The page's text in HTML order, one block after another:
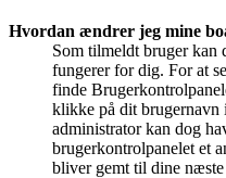
Hvordan ændrer jeg mine
Som tilmeldt bruger kan
fungerer for dig. For at
finde
klikke på dit brugernavn
administrator kan dog
brugerkontrolpanelet et
bliver gemt til dine næste